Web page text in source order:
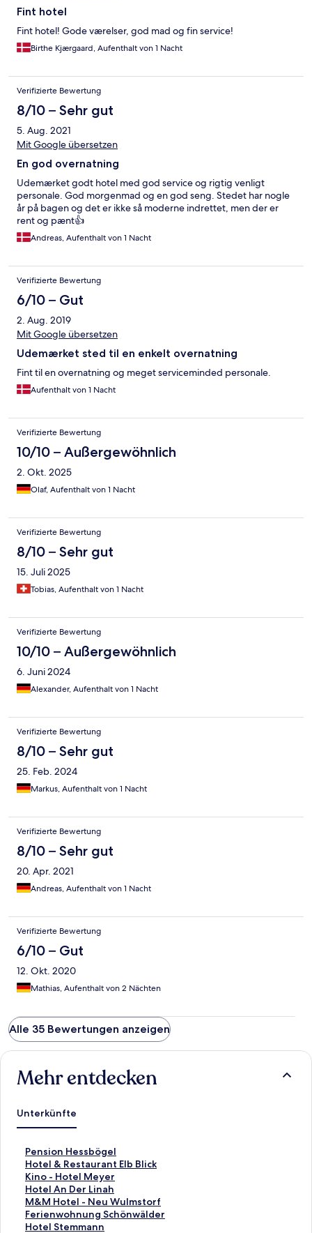
Fint hotel
Fint hotel! Gode værelser, god mad og fin service!
Birthe Kjærgaard, Aufenthalt von 1 Nacht
Verifizierte Bewertung
8/10 – Sehr gut
5. Aug. 2021
Mit Google übersetzen
En god overnatning
Udemærket godt hotel med god service og rigtig venligt
personale. God morgenmad og en god seng. Stedet har nogle
år på bagen og det er ikke så moderne indrettet, men der er
rent og pænt👍
Andreas, Aufenthalt von 1 Nacht
Verifizierte Bewertung
6/10 – Gut
2. Aug. 2019
Mit Google übersetzen
Udemærket sted til en enkelt overnatning
Fint til en overnatning og meget serviceminded personale.
Aufenthalt von 1 Nacht
Verifizierte Bewertung
10/10 – Außergewöhnlich
2. Okt. 2025
Olaf, Aufenthalt von 1 Nacht
Verifizierte Bewertung
8/10 – Sehr gut
15. Juli 2025
Tobias, Aufenthalt von 1 Nacht
Verifizierte Bewertung
10/10 – Außergewöhnlich
6. Juni 2024
Alexander, Aufenthalt von 1 Nacht
Verifizierte Bewertung
8/10 – Sehr gut
25. Feb. 2024
Markus, Aufenthalt von 1 Nacht
Verifizierte Bewertung
8/10 – Sehr gut
20. Apr. 2021
Andreas, Aufenthalt von 1 Nacht
Verifizierte Bewertung
6/10 – Gut
12. Okt. 2020
Mathias, Aufenthalt von 2 Nächten
Alle 35 Bewertungen anzeigen
Mehr entdecken
Unterkünfte
Pension Hessbögel
L
i
n
k
,
d
e
Hotel & Restaurant Elb Blick
L
i
n
k
,
d
Kino - Hotel Meyer
L
i
n
k
,
Hotel An Der Linah
L
i
n
k
M&M Hotel - Neu Wulmstorf
L
i
n
Ferienwohnung Schönwälder
L
iHotel Stemmann
L